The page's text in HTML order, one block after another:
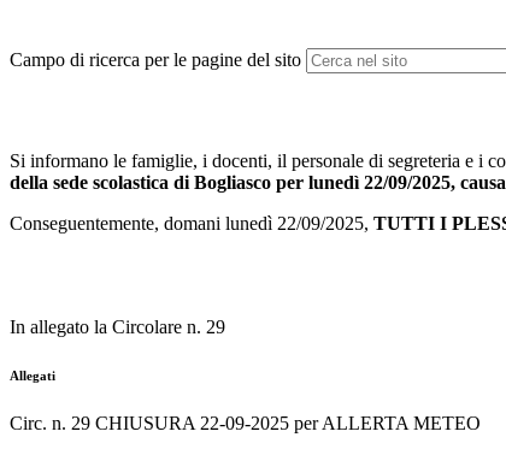
Campo di ricerca per le pagine del sito
Si informano le famiglie, i docenti, il personale di segreteria e i
della sede scolastica di Bogliasco per lunedì 22/09/2025,
Conseguentemente, domani lunedì 22/09/2025, TUTTI I
In allegato la Circolare n. 29
Allegati
Circ. n. 29 CHIUSURA 22-09-2025 per ALLERTA METEO